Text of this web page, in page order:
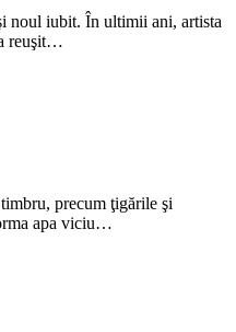
noul iubit. În ultimii ani, artista
reuşit…
precum ţigările şi
apa viciu…